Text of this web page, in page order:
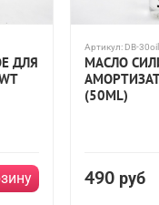
ДЛЯ
Артикул: DB-30oil
МАСЛО
(50ML)
490 руб